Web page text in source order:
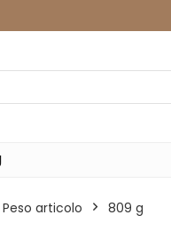
articolo ‎809 g